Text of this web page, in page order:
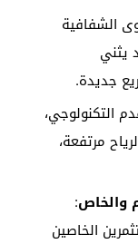
الشفافية
يثني
جديدة.
التكنولوجي،
مرتفعة،
والخاص:
الخاصين